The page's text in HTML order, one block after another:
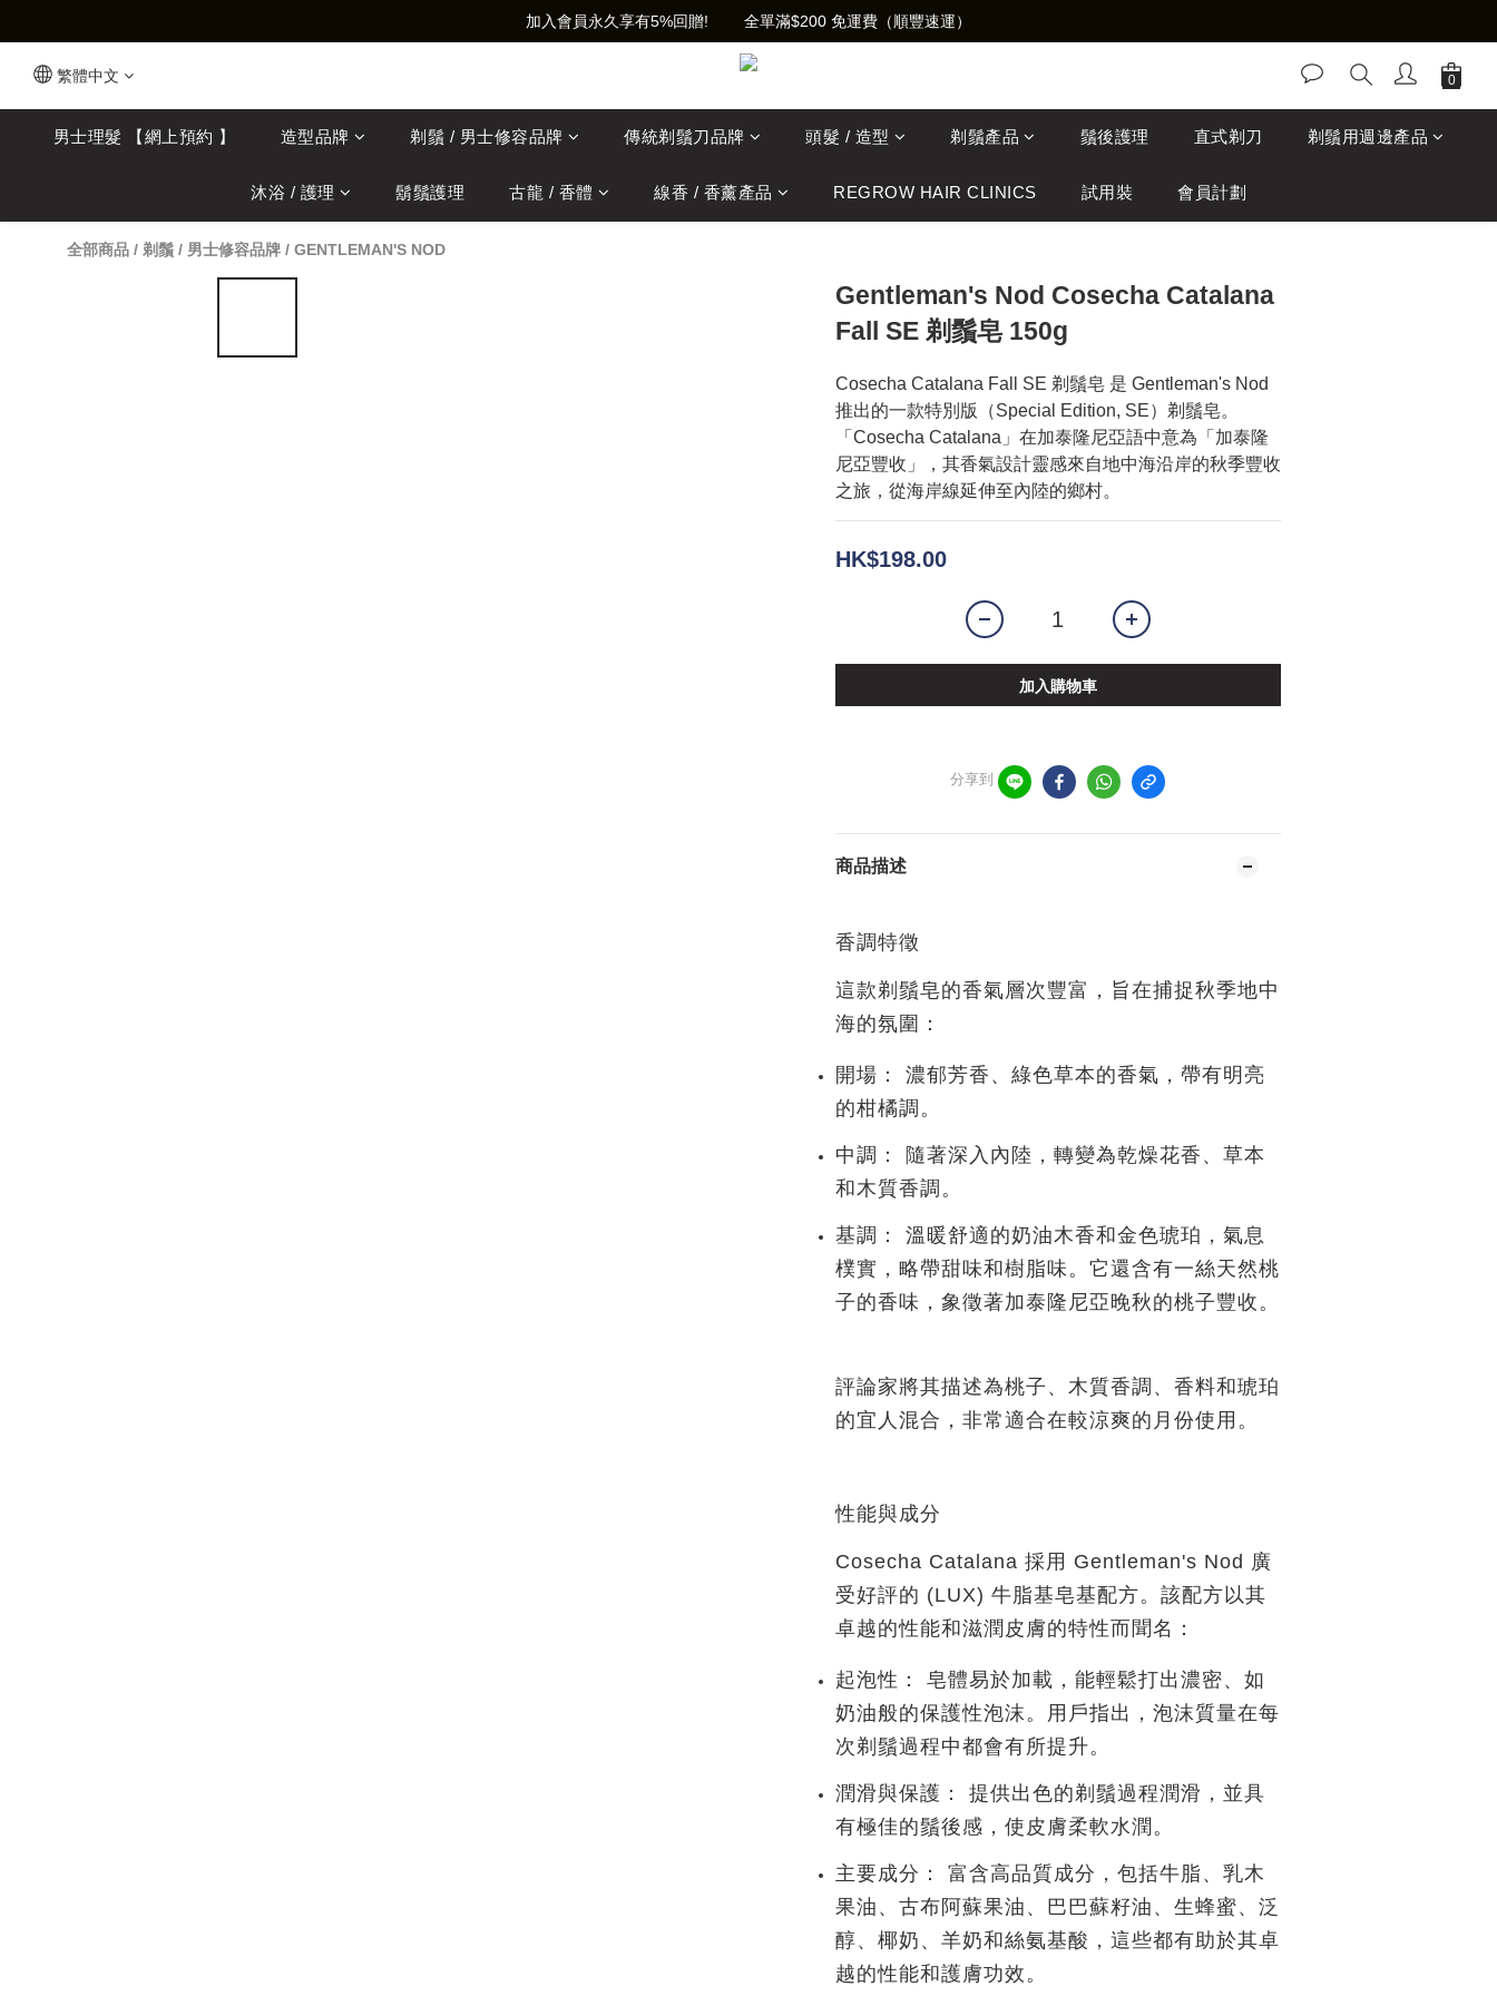
加入會員永久享有5%回贈!        全單滿$200 免運費（順豐速運）
繁體中文
男士理髮 【網上預約 】 造型品牌 剃鬚 / 男士修容品牌 傳統剃鬚刀品牌 頭髮 / 造型 剃鬚產品 鬚後護理 直式剃刀 剃鬚用週邊產品
沐浴 / 護理 鬍鬚護理 古龍 / 香體 線香 / 香薰產品 REGROW HAIR CLINICS 試用裝 會員計劃
全部商品 / 剃鬚 / 男士修容品牌 / GENTLEMAN'S NOD
Gentleman's Nod Cosecha Catalana
Fall SE 剃鬚皂 150g
Cosecha Catalana Fall SE 剃鬚皂 是 Gentleman's Nod
推出的一款特別版（Special Edition, SE）剃鬚皂。
「Cosecha Catalana」在加泰隆尼亞語中意為「加泰隆
尼亞豐收」，其香氣設計靈感來自地中海沿岸的秋季豐收
之旅，從海岸線延伸至內陸的鄉村。
HK$198.00
加入購物車
分享到
商品描述
香調特徵
這款剃鬚皂的香氣層次豐富，旨在捕捉秋季地中
海的氛圍：
開場：
濃郁芳香、綠色草本的香氣，帶有明亮
的柑橘調。
中調：
隨著深入內陸，轉變為乾燥花香、草本
和木質香調。
基調：
溫暖舒適的奶油木香和金色琥珀，氣息
樸實，略帶甜味和樹脂味。它還含有一絲天然桃
子的香味，象徵著加泰隆尼亞晚秋的桃子豐收。
評論家將其描述為桃子、木質香調、香料和琥珀
的宜人混合，非常適合在較涼爽的月份使用。
性能與成分
Cosecha Catalana 採用 Gentleman's Nod 廣
受好評的 (LUX) 牛脂基皂基配方。該配方以其
卓越的性能和滋潤皮膚的特性而聞名：
起泡性：
皂體易於加載，能輕鬆打出濃密、如
奶油般的保護性泡沫。用戶指出，泡沫質量在每
次剃鬚過程中都會有所提升。
潤滑與保護：
提供出色的剃鬚過程潤滑，並具
有極佳的鬚後感，使皮膚柔軟水潤。
主要成分：
富含高品質成分，包括牛脂、乳木
果油、古布阿蘇果油、巴巴蘇籽油、生蜂蜜、泛
醇、椰奶、羊奶和絲氨基酸，這些都有助於其卓
越的性能和護膚功效。